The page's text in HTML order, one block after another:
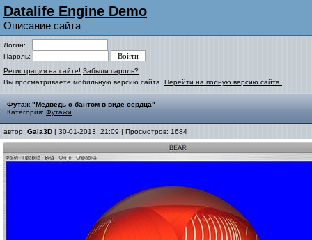
Datalife Engine Demo
Описание сайта
Логин:
Пароль:
Регистрация на сайте! Забыли пароль?
Вы просматриваете мобильную версию сайта. Перейти на полную версию сайта.
Футаж "Медведь с бантом в виде сердца"
Категория: Футажи
автор: Gala3D | 30-01-2013, 21:09 | Просмотров: 1684